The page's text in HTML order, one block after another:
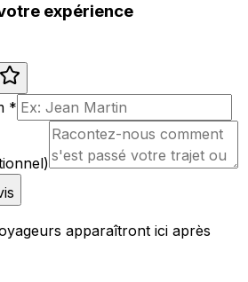
expérience
*
apparaîtront ici après